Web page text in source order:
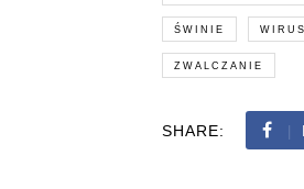
ŚWINIE WIRUS
ZWALCZANIE
SHARE: